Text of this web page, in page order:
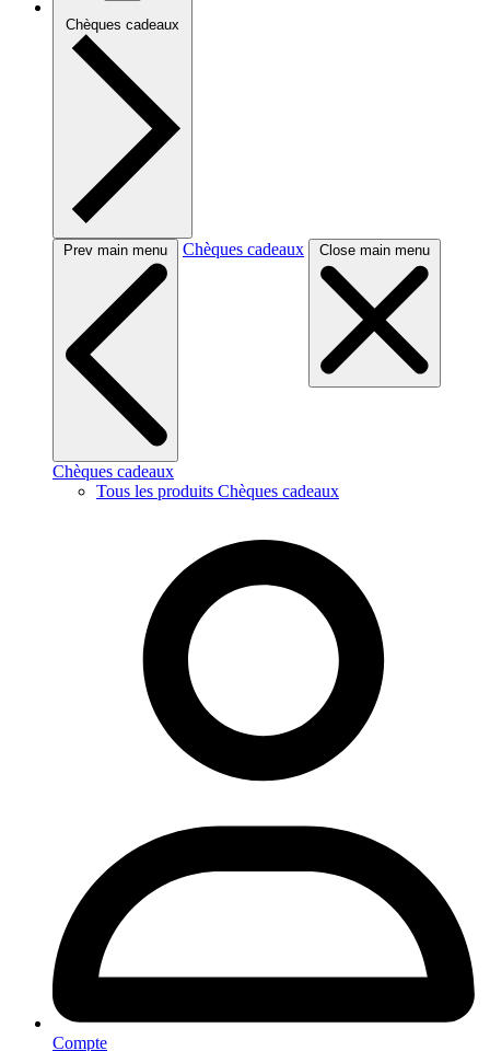
Chèques cadeaux
Prev main menu Chèques cadeaux Close main menu
Chèques cadeaux
Tous les produits Chèques cadeaux
Compte